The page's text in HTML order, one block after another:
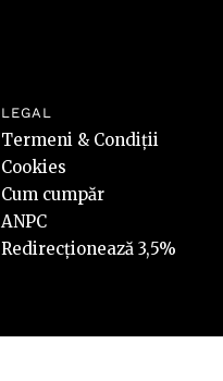
LEGAL
Termeni & Condiții
Cookies
Cum cumpăr
ANPC
Redirecționează 3,5%